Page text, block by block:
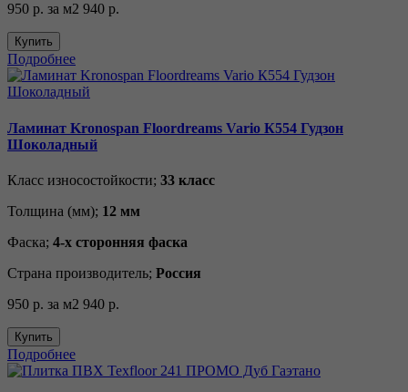
950 р. за м2 940 р.
Купить
Подробнее
Ламинат Kronospan Floordreams Vario К554 Гудзон
Шоколадный
Класс износостойкости; 33 класс
Толщина (мм); 12 мм
Фаска; 4-х сторонняя фаска
Страна производитель; Россия
950 р. за м2 940 р.
Купить
Подробнее